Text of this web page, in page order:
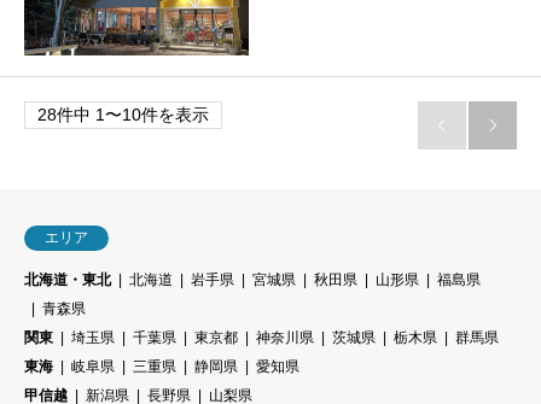
28件中 1〜10件を表示
 
エリア
北海道・東北 北海道 岩手県 宮城県 秋田県 山形県
福島県
青森県
関東
埼玉県 千葉県 東京都 神奈川県 茨城県 栃木県
群馬県
東海
岐阜県 三重県 静岡県
愛知県
甲信越
新潟県 長野県 山梨県